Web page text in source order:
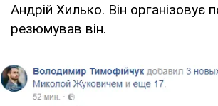
Андрій Хилько. Він організовує
резюмував він.